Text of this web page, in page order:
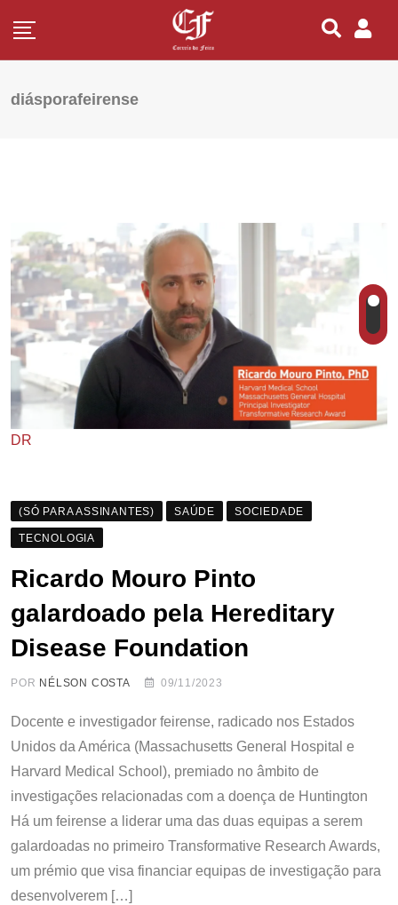
diásporafeirense
DR
(SÓ PARA ASSINANTES) SAÚDE SOCIEDADE
TECNOLOGIA
Ricardo Mouro Pinto
galardoado pela Hereditary
Disease Foundation
POR NÉLSON COSTA 09/11/2023
Docente e investigador feirense, radicado nos Estados
Unidos da América (Massachusetts General Hospital e
Harvard Medical School), premiado no âmbito de
investigações relacionadas com a doença de Huntington
Há um feirense a liderar uma das duas equipas a serem
galardoadas no primeiro Transformative Research Awards,
um prémio que visa financiar equipas de investigação para
desenvolverem […]